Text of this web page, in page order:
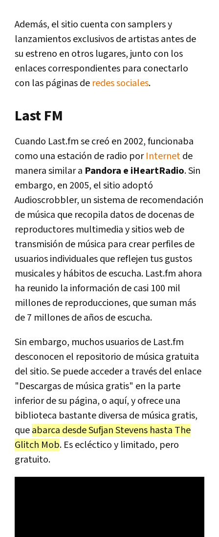
Además, el sitio cuenta con samplers y
lanzamientos exclusivos de artistas antes de
su estreno en otros lugares, junto con los
enlaces correspondientes para conectarlo
con las páginas de redes sociales.
Last FM
Cuando Last.fm se creó en 2002, funcionaba
como una estación de radio porInternetde
manera similar a Pandora e iHeartRadio. Sin
embargo, en 2005, el sitio adoptó
Audioscrobbler, un sistema de recomendación
de música que recopila datos de docenas de
reproductores multimedia y sitios web de
transmisión de música para crear perfiles de
usuarios individuales que reflejen tus gustos
musicales y hábitos de escucha. Last.fm ahora
ha reunido la información de casi 100 mil
millones de reproducciones, que suman más
de 7 millones de años de escucha.
Sin embargo, muchos usuarios de Last.fm
desconocen el repositorio de música gratuita
del sitio. Se puede acceder a través del enlace
"Descargas de música gratis" en la parte
inferior de su página, o aquí, y ofrece una
biblioteca bastante diversa de música gratis,
queabarca desde Sufjan Stevens hasta The
Glitch Mob. Es ecléctico y limitado, pero
gratuito.